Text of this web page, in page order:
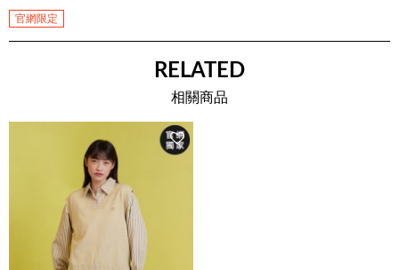
官網限定
RELATED
相關商品